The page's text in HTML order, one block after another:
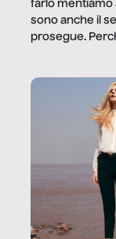
farlo mentiamo
sono anche il
prosegue.
trae un
quale e come.